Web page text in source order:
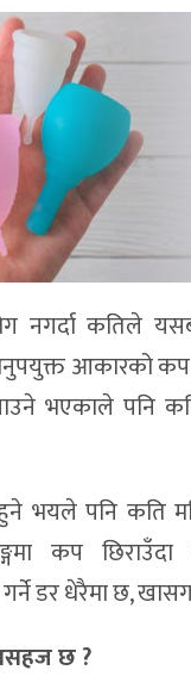
नगर्दा कतिले
आकारको कप
भएकाले पनि
भयले पनि कति
कप छिराउँदा
डर धेरैमा छ,
छ ?